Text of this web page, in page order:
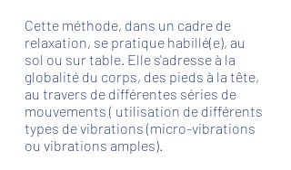
Cette méthode, dans un cadre de
relaxation, se pratique habillé(e), au
sol ou sur table. Elle s'adresse à la
globalité du corps, des pieds à la tête,
au travers de différentes séries de
mouvements ( utilisation de différents
types de vibrations (micro-vibrations
ou vibrations amples).